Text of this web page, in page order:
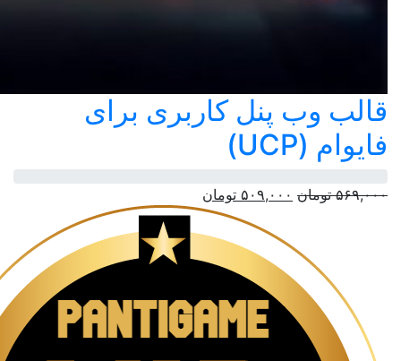
قالب وب پنل کاربری برای
فایوام (UCP)
۵۶۹,۰۰۰ تومان قیمت
۵۶۹,۰۰۰ تومان
۵۰۹,۰۰۰ تومان
فعلی:
۵۰۹,۰۰۰ تومان.